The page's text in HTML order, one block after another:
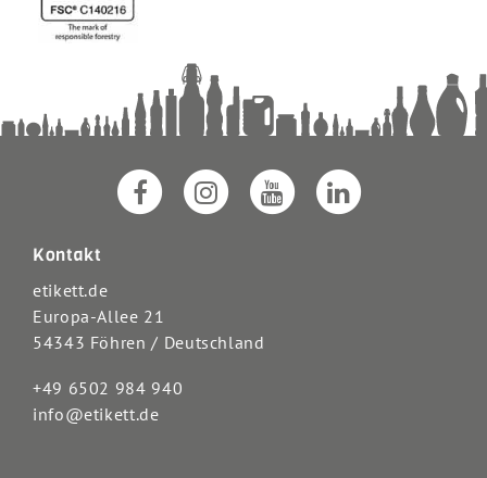
Kontakt
etikett.de
Europa-Allee 21
54343 Föhren / Deutschland
+49 6502 984 940
info@etikett.de